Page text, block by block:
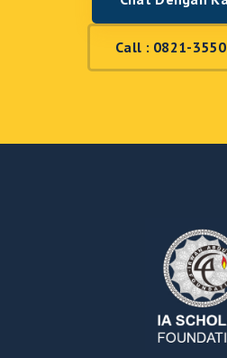
Call : 0821-